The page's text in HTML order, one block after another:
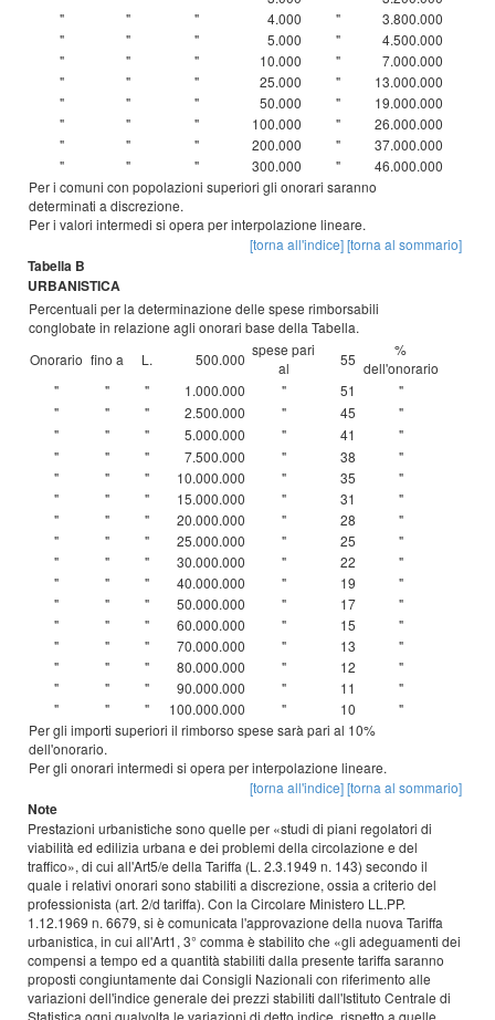
"
" " 4.000 "
3.800.000
"
" " 5.000 "
4.500.000
"
" " 10.000 "
7.000.000
"
" " 25.000 "
13.000.000
"
" " 50.000 "
19.000.000
"
" " 100.000 "
26.000.000
"
" " 200.000 "
37.000.000
"
" " 300.000 "
46.000.000
Per i comuni con popolazioni superiori gli onorari saranno
determinati a discrezione.
Per i valori intermedi si opera per interpolazione lineare.
[torna all'indice][torna al sommario]
Tabella B
URBANISTICA
Percentuali per la determinazione delle spese rimborsabili
conglobate in relazione agli onorari base della Tabella.
Onorario fino a L. 500.000
spese pari
al
55
%
dell'onorario
"
" " 1.000.000 " 51
"
"
" " 2.500.000 " 45
"
"
" " 5.000.000 " 41
"
"
" " 7.500.000 " 38
"
"
" " 10.000.000 " 35
"
"
" " 15.000.000 " 31
"
"
" " 20.000.000 " 28
"
"
" " 25.000.000 " 25
"
"
" " 30.000.000 " 22
"
"
" " 40.000.000 " 19
"
"
" " 50.000.000 " 17
"
"
" " 60.000.000 " 15
"
"
" " 70.000.000 " 13
"
"
" " 80.000.000 " 12
"
"
" " 90.000.000 " 11
"
"
" " 100.000.000 " 10
"
Per gli importi superiori il rimborso spese sarà pari al 10%
dell'onorario.
Per gli onorari intermedi si opera per interpolazione lineare.
[torna all'indice][torna al sommario]
Note
Prestazioni urbanistiche sono quelle per «studi di piani regolatori di
viabilità ed edilizia urbana e dei problemi della circolazione e del
traffico», di cui all'Art5/e della Tariffa (L. 2.3.1949 n. 143) secondo il
quale i relativi onorari sono stabiliti a discrezione, ossia a criterio del
professionista (art. 2/d tariffa). Con la Circolare Ministero LL.PP.
1.12.1969 n. 6679, si è comunicata l'approvazione della nuova Tariffa
urbanistica, in cui all'Art1, 3° comma è stabilito che «gli adeguamenti dei
compensi a tempo ed a quantità stabiliti dalla presente tariffa saranno
proposti congiuntamente dai Consigli Nazionali con riferimento alle
variazioni dell'indice generale dei prezzi stabiliti dall'Istituto Centrale di